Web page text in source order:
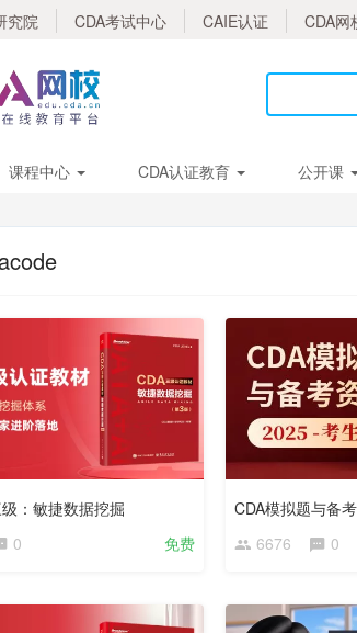
究院 CDA考试中心 CAIE认证 CDA网
课程中心 CDA认证教育 公开课
：敏捷数据挖掘
0 免费
6676
0